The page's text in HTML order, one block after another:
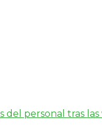
del personal tras